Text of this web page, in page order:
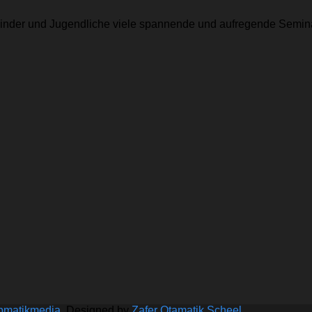
und Jugendliche viele spannende und aufregende